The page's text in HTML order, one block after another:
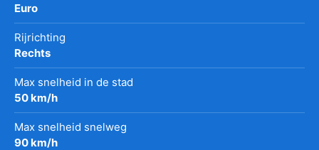
Euro
Rijrichting
Rechts
Max snelheid in de stad
50 km/h
Max snelheid snelweg
90 km/h